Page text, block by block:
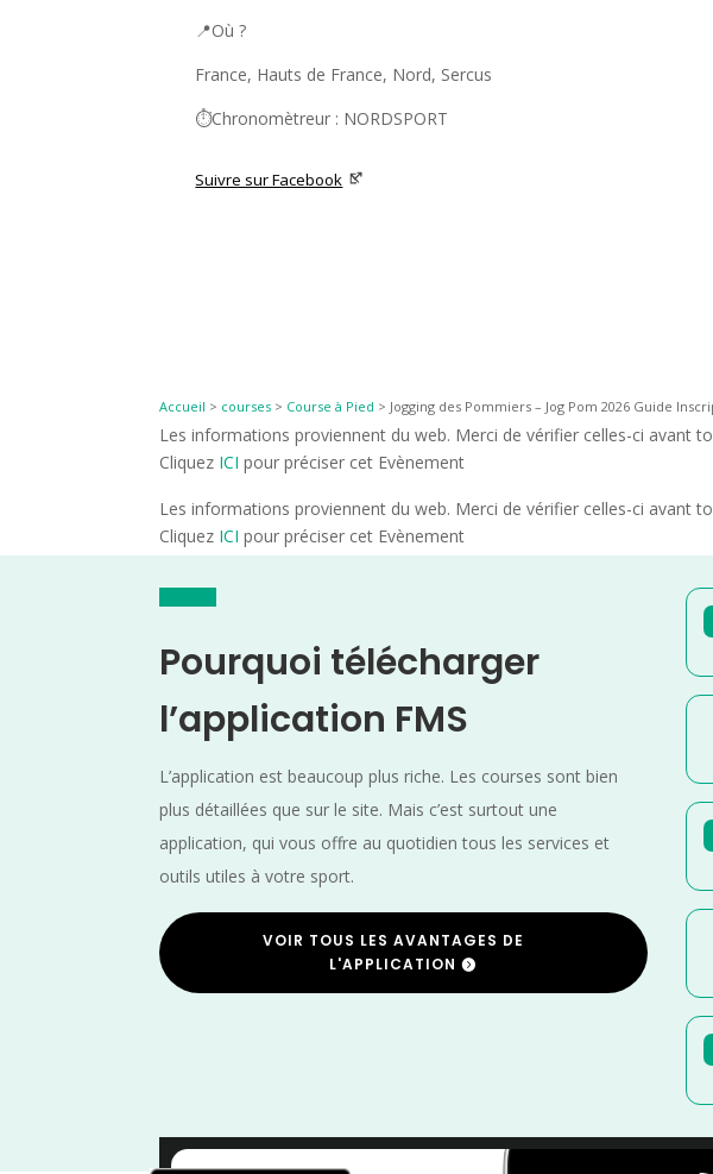
📍Où ?
France, Hauts de France, Nord, Sercus
⏱️Chronomètreur : NORDSPORT
Suivre sur Facebook
Accueil > courses > Course à Pied > Jogging des Pommiers – Jog Pom 2026 Guide
Les informations proviennent du web. Merci de vérifier celles-ci avant
Cliquez ICI pour préciser cet Evènement
Les informations proviennent du web. Merci de vérifier celles-ci avant
Cliquez ICI pour préciser cet Evènement
Pourquoi télécharger
l’application FMS
L’application est beaucoup plus riche. Les courses sont bien
plus détaillées que sur le site. Mais c’est surtout une
application, qui vous offre au quotidien tous les services et
outils utiles à votre sport.
VOIR TOUS LES AVANTAGES DE
L'APPLICATION